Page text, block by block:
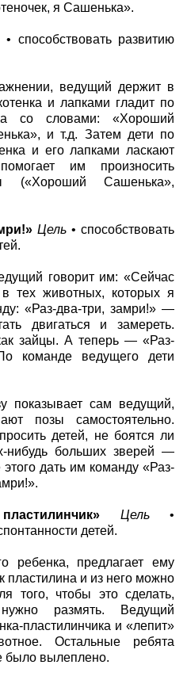
я Сашенька».
• способствовать развитию
ведущий держит в
и лапками гладит по
со словами: «Хороший
и т.д. Затем дети по
и его лапками ласкают
им произносить
(«Хороший Сашенька»,
Цель• способствовать
говорит им: «Сейчас
тех животных, которых я
«Раз-два-три, замри!» —
двигаться и замереть.
зайцы. А теперь — «Раз-
команде ведущего дети
показывает сам ведущий,
позы самостоятельно.
детей, не боятся ли
нибудь больших зверей —
дать им команду «Раз-
Цель•
детей.
ребенка, предлагает ему
пластилина и из него можно
того, чтобы это сделать,
размять. Ведущий
пластилинчика и «лепит»
Остальные ребята
было вылеплено.